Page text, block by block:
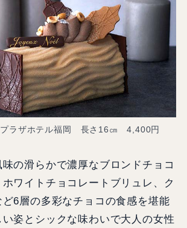
プラザホテル福岡 長さ16㎝ 4,400円
の滑らかで濃厚なブロンドチョコ
ワイトチョコレートブリュレ、ク
6層の多彩なチョコの食感を堪能
姿とシックな味わいで大人の女性